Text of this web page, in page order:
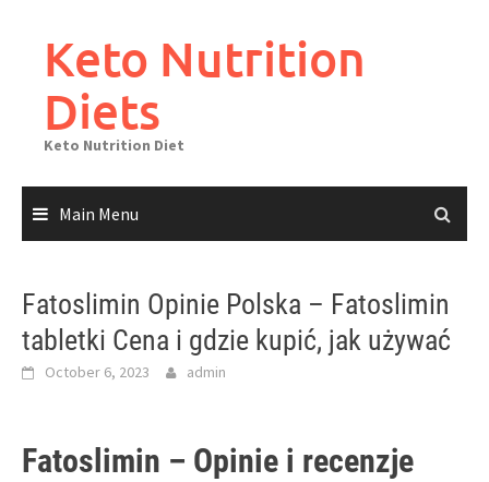
contentKeto Nutrition
Diets
Keto Nutrition Diet
Main Menu
Fatoslimin Opinie Polska – Fatoslimin
tabletki Cena i gdzie kupić, jak używać
October 6, 2023 admin
Fatoslimin – Opinie i recenzje